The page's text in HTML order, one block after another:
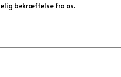
bekræftelse fra os.